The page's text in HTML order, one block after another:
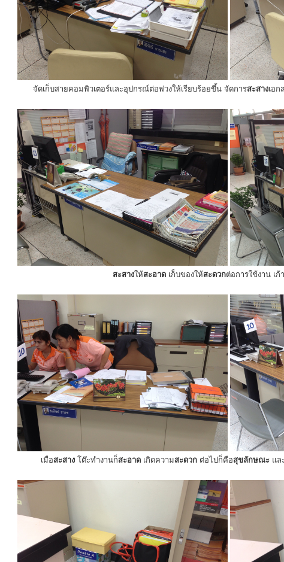
จัดเก็บสายคอมพิวเตอร์และอุปกรณ์ต่อพ่วงให้เรียบร้อยขึ้น จัดการสะสางเอก
สะสางให้สะอาดเก็บของให้สะดวกต่อการใช้งาน เก้
เมื่อสะสางโต๊ะทำงานก็สะอาดเกิดความสะดวกต่อไปก็คือสุขลักษณะ แล